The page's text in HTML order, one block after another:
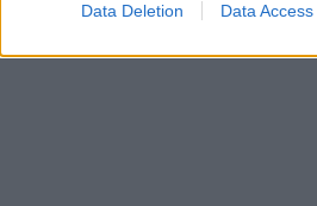
Data Deletion Data Access